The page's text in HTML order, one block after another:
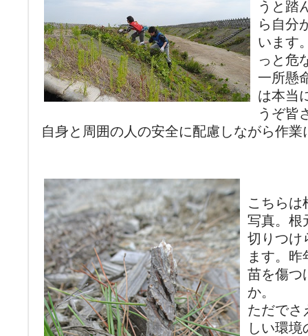
うと踏
ら自分
います
っと危
一所懸
は本当
うぞ皆
自身と周囲の人の安全に配慮しながら作
こちらは
写真。根
切りつけ
ます。
苗を傷つ
か。
ただでさ
しい環